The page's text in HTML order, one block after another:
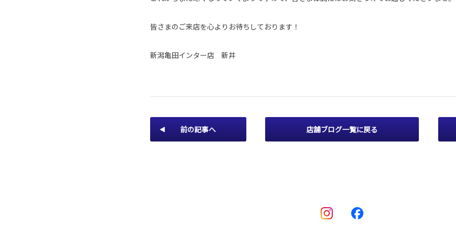
皆さまのご来店を心よりお待ちしております！
新潟亀田インター店 新井
前の記事へ 店舗ブログ一覧に戻る